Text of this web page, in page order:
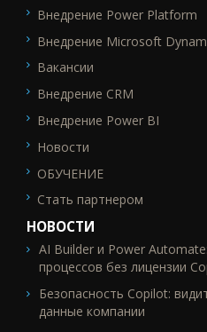
SEO_FTR2
Внедрение Power Platform
Внедрение Microsoft
Вакансии
Внедрение CRM
Внедрение Power BI
Новости
ОБУЧЕНИЕ
Стать партнером
НОВОСТИ
AI Builder и Power
процессов без лицензии
Безопасность Copilot:
данные компании